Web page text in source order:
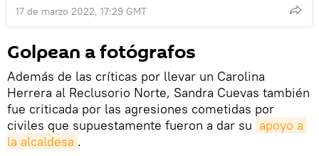
17 de marzo 2022, 17:29 GMT
Golpean a fotógrafos
Además de las críticas por llevar un Carolina
Herrera al Reclusorio Norte, Sandra Cuevas también
fue criticada por las agresiones cometidas por
civiles que supuestamente fueron a dar su apoyo a
la alcaldesa .